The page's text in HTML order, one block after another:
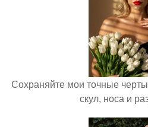
Сохраняйте мои точные
скул, носа и